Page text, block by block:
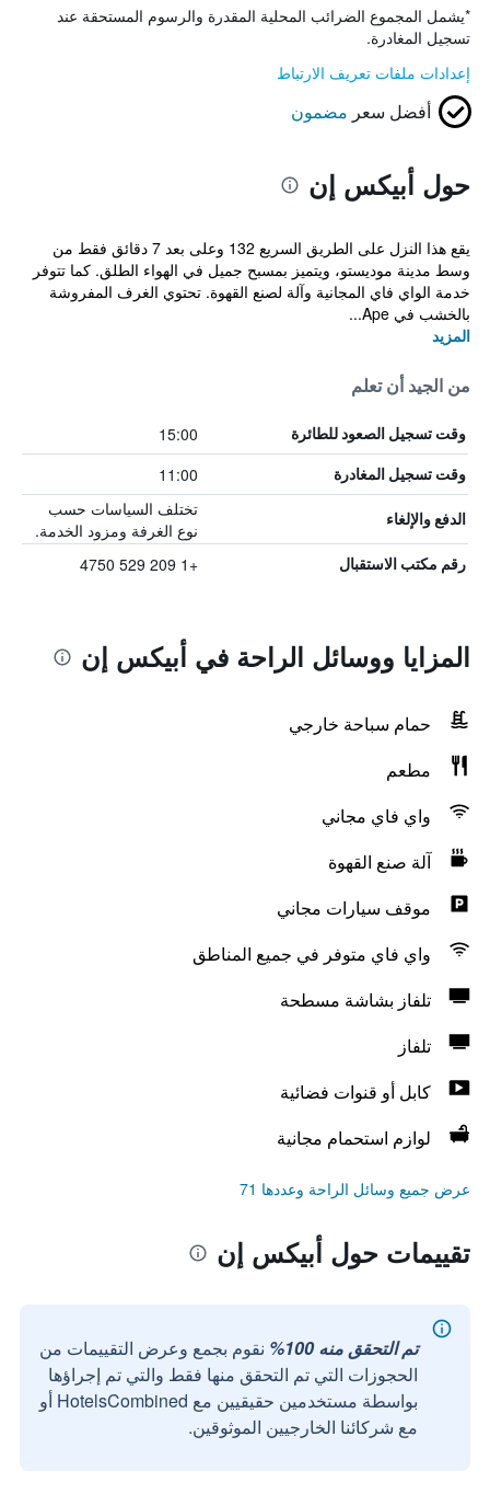
*يشمل المجموع الضرائب المحلية المقدرة والرسوم المستحقة عند
تسجيل المغادرة.
إعدادات ملفات تعريف الارتباط
أفضل سعر مضمون
حول أبيكس إن
يقع هذا النزل على الطريق السريع 132 وعلى بعد 7 دقائق فقط من
وسط مدينة موديستو، ويتميز بمسبح جميل في الهواء الطلق. كما تتوفر
خدمة الواي فاي المجانية وآلة لصنع القهوة. تحتوي الغرف المفروشة
بالخشب في Ape...
المزيد
من الجيد أن تعلم
وقت تسجيل الصعود للطائرة 15:00
وقت تسجيل المغادرة 11:00
الدفع والإلغاء
تختلف السياسات حسب
نوع الغرفة ومزود الخدمة.
رقم مكتب الاستقبال +1 209 529 4750
المزايا ووسائل الراحة في أبيكس إن
حمام سباحة خارجي
مطعم
واي فاي مجاني
آلة صنع القهوة
موقف سيارات مجاني
واي فاي متوفر في جميع المناطق
تلفاز بشاشة مسطحة
تلفاز
كابل أو قنوات فضائية
لوازم استحمام مجانية
عرض جميع وسائل الراحة وعددها 71
تقييمات حول أبيكس إن
تم التحقق منه 100%
نقوم بجمع وعرض التقييمات من
الحجوزات التي تم التحقق منها فقط والتي تم إجراؤها
بواسطة مستخدمين حقيقيين مع HotelsCombined أو
مع شركائنا الخارجيين الموثوقين.